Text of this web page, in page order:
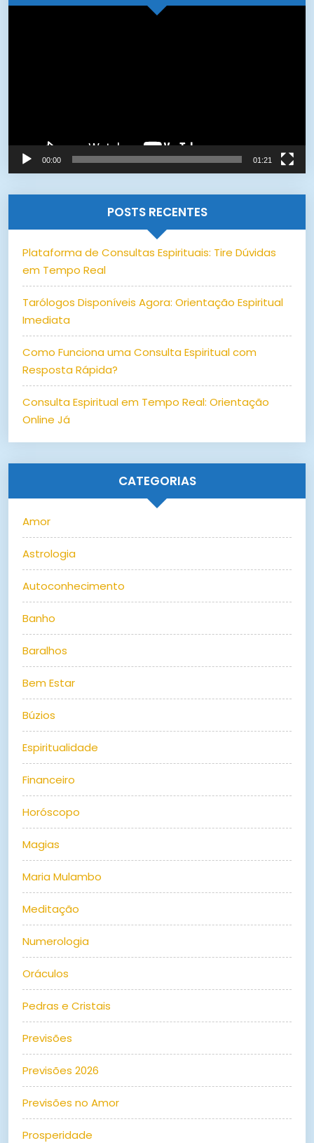
00:00 01:21
POSTS RECENTES
Plataforma de Consultas Espirituais: Tire Dúvidas
em Tempo Real
Tarólogos Disponíveis Agora: Orientação Espiritual
Imediata
Como Funciona uma Consulta Espiritual com
Resposta Rápida?
Consulta Espiritual em Tempo Real: Orientação
Online Já
CATEGORIAS
Amor
Astrologia
Autoconhecimento
Banho
Baralhos
Bem Estar
Búzios
Espiritualidade
Financeiro
Horóscopo
Magias
Maria Mulambo
Meditação
Numerologia
Oráculos
Pedras e Cristais
Previsões
Previsões 2026
Previsões no Amor
Prosperidade